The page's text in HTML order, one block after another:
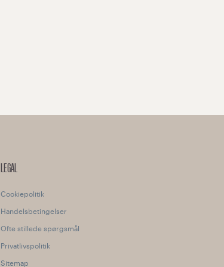
LEGAL
Cookiepolitik
Handelsbetingelser
Ofte stillede spørgsmål
Privatlivspolitik
Sitemap